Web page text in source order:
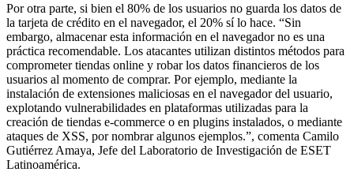
Por otra parte, si bien el 80% de los usuarios no guarda los datos de
la tarjeta de crédito en el navegador, el 20% sí lo hace. “Sin
embargo, almacenar esta información en el navegador no es una
práctica recomendable. Los atacantes utilizan distintos métodos para
comprometer tiendas online y robar los datos financieros de los
usuarios al momento de comprar. Por ejemplo, mediante la
instalación de extensiones maliciosas en el navegador del usuario,
explotando vulnerabilidades en plataformas utilizadas para la
creación de tiendas e-commerce o en plugins instalados, o mediante
ataques de XSS, por nombrar algunos ejemplos.”, comenta Camilo
Gutiérrez Amaya, Jefe del Laboratorio de Investigación de ESET
Latinoamérica.